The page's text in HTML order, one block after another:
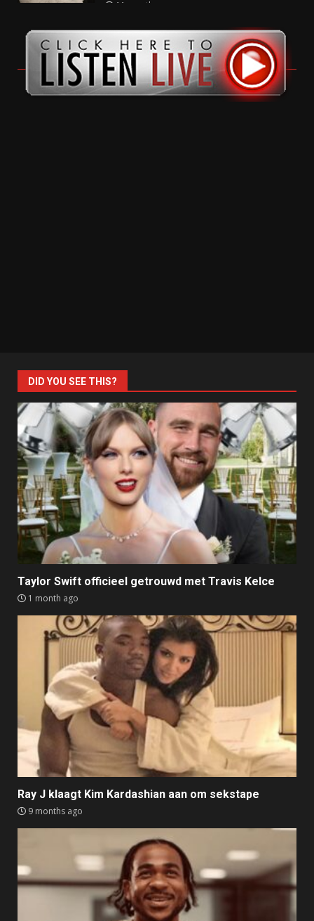
11 months ago
DID YOU SEE THIS?
Taylor Swift officieel getrouwd met Travis Kelce
1 month ago
Ray J klaagt Kim Kardashian aan om sekstape
9 months ago